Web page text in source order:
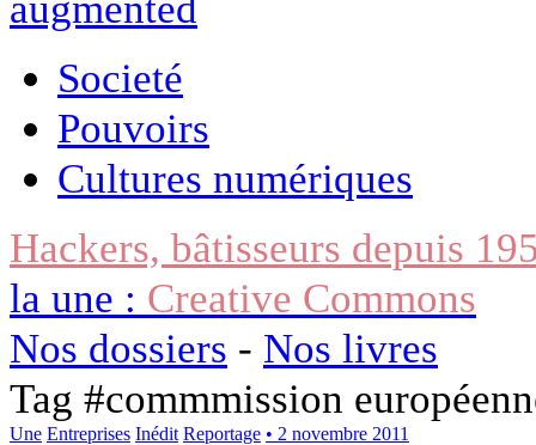
Societé
Pouvoirs
Cultures numériques
Hackers, bâtisseurs depuis
la une : Creative Commons
Nos dossiers - Nos livres
Tag #commmission
Une Entreprises Inédit Reportage • 2 novembre 2011